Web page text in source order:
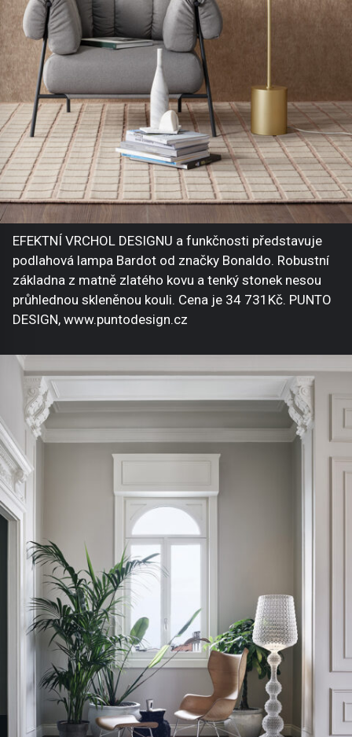
EFEKTNÍ VRCHOL DESIGNU a funkčnosti představuje
podlahová lampa Bardot od značky Bonaldo. Robustní
základna z matně zlatého kovu a tenký stonek nesou
průhlednou skleněnou kouli. Cena je 34 731Kč. PUNTO
DESIGN, www.puntodesign.cz